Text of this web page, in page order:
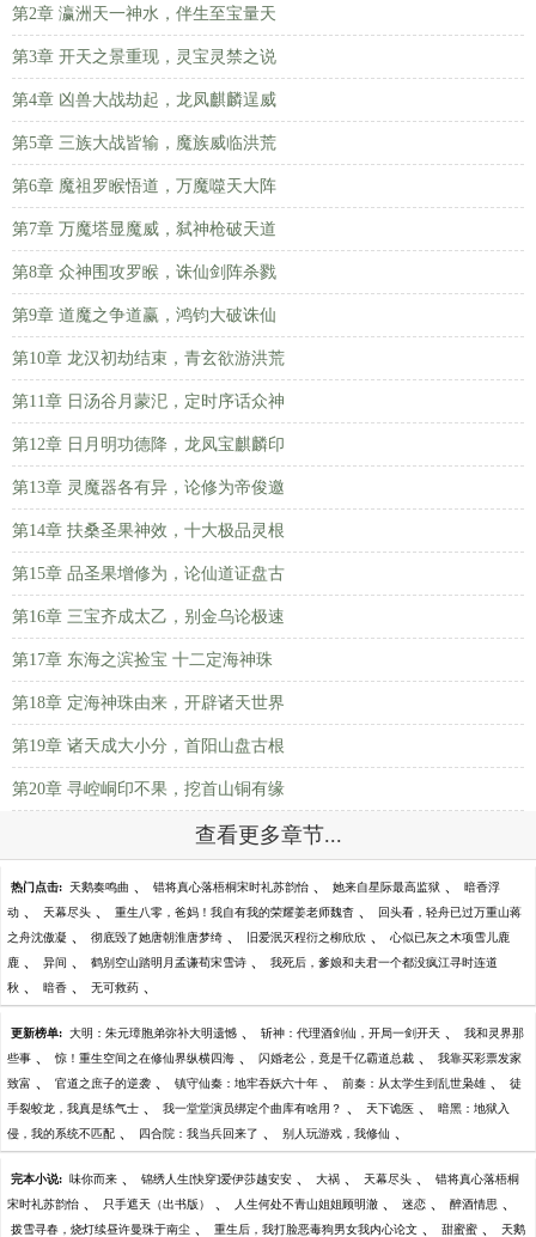
第2章 瀛洲天一神水，伴生至宝量天
第3章 开天之景重现，灵宝灵禁之说
第4章 凶兽大战劫起，龙凤麒麟逞威
第5章 三族大战皆输，魔族威临洪荒
第6章 魔祖罗睺悟道，万魔噬天大阵
第7章 万魔塔显魔威，弑神枪破天道
第8章 众神围攻罗睺，诛仙剑阵杀戮
第9章 道魔之争道赢，鸿钧大破诛仙
第10章 龙汉初劫结束，青玄欲游洪荒
第11章 日汤谷月蒙汜，定时序话众神
第12章 日月明功德降，龙凤宝麒麟印
第13章 灵魔器各有异，论修为帝俊邀
第14章 扶桑圣果神效，十大极品灵根
第15章 品圣果增修为，论仙道证盘古
第16章 三宝齐成太乙，别金乌论极速
第17章 东海之滨捡宝 十二定海神珠
第18章 定海神珠由来，开辟诸天世界
第19章 诸天成大小分，首阳山盘古根
第20章 寻崆峒印不果，挖首山铜有缘
查看更多章节...
热门点击: 天鹅奏鸣曲 、 错将真心落梧桐宋时礼苏韵怡 、 她来自星际最高监狱 、 暗香浮
动 、 天幕尽头 、 重生八零，爸妈！我自有我的荣耀姜老师魏杳 、 回头看，轻舟已过万重山蒋
之舟沈傲凝 、 彻底毁了她唐朝淮唐梦绮 、 旧爱泯灭程衍之柳欣欣 、 心似已灰之木项雪儿鹿
鹿 、 异间 、 鹤别空山踏明月孟谦荀宋雪诗 、 我死后，爹娘和夫君一个都没疯江寻时连道
秋 、 暗香 、 无可救药 、
更新榜单: 大明：朱元璋胞弟弥补大明遗憾 、 斩神：代理酒剑仙，开局一剑开天 、 我和灵界那
些事 、 惊！重生空间之在修仙界纵横四海 、 闪婚老公，竟是千亿霸道总裁 、 我靠买彩票发家
致富 、 官道之庶子的逆袭 、 镇守仙秦：地牢吞妖六十年 、 前秦：从太学生到乱世枭雄 、 徒
手裂蛟龙，我真是练气士 、 我一堂堂演员绑定个曲库有啥用？ 、 天下诡医 、 暗黑：地狱入
侵，我的系统不匹配 、 四合院：我当兵回来了 、 别人玩游戏，我修仙 、
完本小说: 味你而来 、 锦绣人生[快穿]爱伊莎越安安 、 大祸 、 天幕尽头 、 错将真心落梧桐
宋时礼苏韵怡 、 只手遮天（出书版） 、 人生何处不青山姐姐顾明澈 、 迷恋 、 醉酒情思 、
拨雪寻春，烧灯续昼许曼珠于南尘 、 重生后，我打脸恶毒狗男女我内心论文 、 甜蜜蜜 、 天鹅